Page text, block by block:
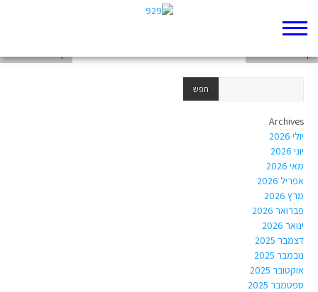
מוסר ורדיפת צדק "אבסולוטי" במרחב הציבורי כדרך חיים בנבואות עמוס:
Archives
יולי 2026
יוני 2026
מאי 2026
אפריל 2026
מרץ 2026
פברואר 2026
ינואר 2026
דצמבר 2025
נובמבר 2025
אוקטובר 2025
ספטמבר 2025